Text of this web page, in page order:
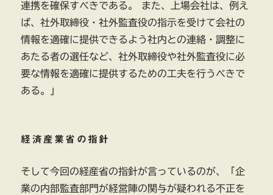
連携を確保すべきである。 また、上場会社は、例え
ば、社外取締役・社外監査役の指示を受けて会社の
情報を適確に提供できるよう社内との連絡・調整に
あたる者の選任など、社外取締役や社外監査役に必
要な情報を適確に提供するための工夫を行うべきで
ある。」
経済産業省の指針
そして今回の経産省の指針が言っているのが、「企
業の内部監査部門が経営陣の関与が疑われる不正を